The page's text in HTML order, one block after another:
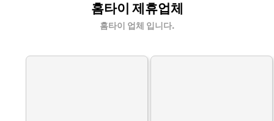
홈타이 제휴업체
홈타이 업체 입니다.